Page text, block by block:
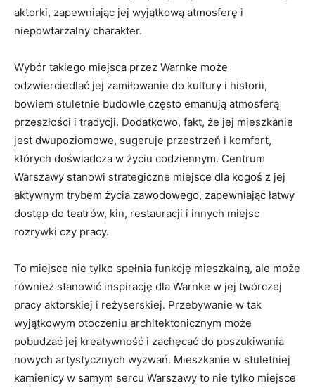
aktorki, zapewniając jej wyjątkową atmosferę i
niepowtarzalny charakter.
Wybór takiego miejsca przez Warnke może
odzwierciedlać jej zamiłowanie do kultury i historii,
bowiem stuletnie budowle często emanują atmosferą
przeszłości i tradycji. Dodatkowo, fakt, że jej mieszkanie
jest dwupoziomowe, sugeruje przestrzeń i komfort,
których doświadcza w życiu codziennym. Centrum
Warszawy stanowi strategiczne miejsce dla kogoś z jej
aktywnym trybem życia zawodowego, zapewniając łatwy
dostęp do teatrów, kin, restauracji i innych miejsc
rozrywki czy pracy.
To miejsce nie tylko spełnia funkcję mieszkalną, ale może
również stanowić inspirację dla Warnke w jej twórczej
pracy aktorskiej i reżyserskiej. Przebywanie w tak
wyjątkowym otoczeniu architektonicznym może
pobudzać jej kreatywność i zachęcać do poszukiwania
nowych artystycznych wyzwań. Mieszkanie w stuletniej
kamienicy w samym sercu Warszawy to nie tylko miejsce